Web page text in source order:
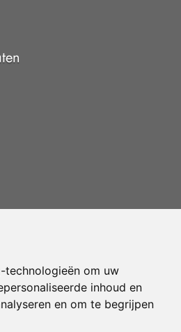
technologieën om uw
inhoud en
en om te begrijpen
van